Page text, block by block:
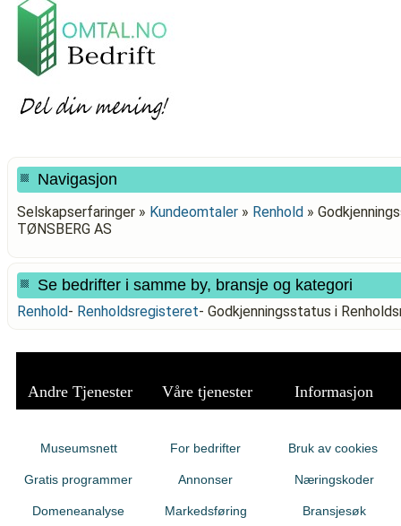
Navigasjon
Selskapserfaringer » Kundeomtaler » Renhold »
TØNSBERG AS
Se bedrifter i samme by, bransje og kategori
Renhold- Renholdsregisteret- Godkjenningsstatus i
Andre Tjenester Våre tjenester Informasjon
Museumsnett
Gratis programmer
Domeneanalyse
For bedrifter
Annonser
Markedsføring
Bruk av cookies
Næringskoder
Bransjesøk